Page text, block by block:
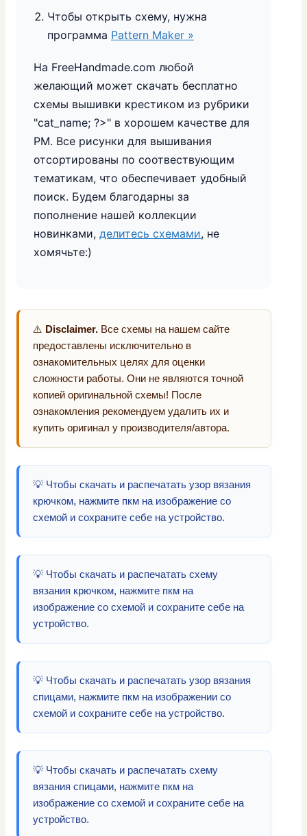
Чтобы открыть схему, нужна
программа Pattern Maker »
На FreeHandmade.com любой
желающий может скачать бесплатно
схемы вышивки крестиком из рубрики
"cat_name; ?>" в хорошем качестве для
PM. Все рисунки для вышивания
отсортированы по соотвествующим
тематикам, что обеспечивает удобный
поиск. Будем благодарны за
пополнение нашей коллекции
новинками, делитесь схемами, не
хомячьте:)
⚠️ Disclaimer. Все схемы на нашем сайте
предоставлены исключительно в
ознакомительных целях для оценки
сложности работы. Они не являются точной
копией оригинальной схемы! После
ознакомления рекомендуем удалить их и
купить оригинал у производителя/автора.
💡 Чтобы скачать и распечатать узор вязания
крючком, нажмите пкм на изображение со
схемой и сохраните себе на устройство.
💡 Чтобы скачать и распечатать схему
вязания крючком, нажмите пкм на
изображение со схемой и сохраните себе на
устройство.
💡 Чтобы скачать и распечатать узор вязания
спицами, нажмите пкм на изображении со
схемой и сохраните себе на устройство.
💡 Чтобы скачать и распечатать схему
вязания спицами, нажмите пкм на
изображение со схемой и сохраните себе на
устройство.